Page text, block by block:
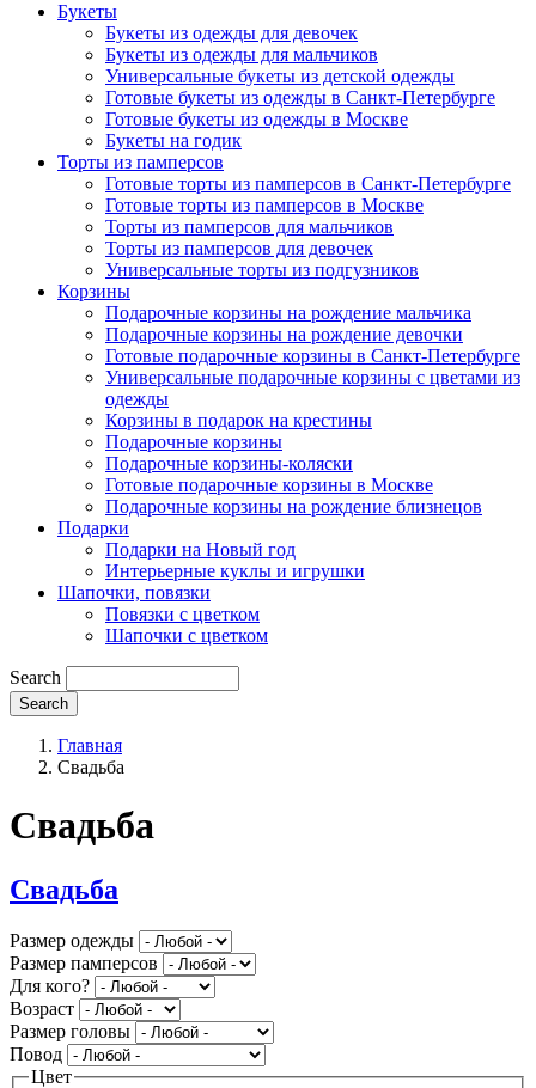
Букеты
Букеты из одежды для девочек
Букеты из одежды для мальчиков
Универсальные букеты из детской одежды
Готовые букеты из одежды в Санкт-Петербурге
Готовые букеты из одежды в Москве
Букеты на годик
Торты из памперсов
Готовые торты из памперсов в Санкт-Петербурге
Готовые торты из памперсов в Москве
Торты из памперсов для мальчиков
Торты из памперсов для девочек
Универсальные торты из подгузников
Корзины
Подарочные корзины на рождение мальчика
Подарочные корзины на рождение девочки
Готовые подарочные корзины в Санкт-Петербурге
Универсальные подарочные корзины с цветами из
одежды
Корзины в подарок на крестины
Подарочные корзины
Подарочные корзины-коляски
Готовые подарочные корзины в Москве
Подарочные корзины на рождение близнецов
Подарки
Подарки на Новый год
Интерьерные куклы и игрушки
Шапочки, повязки
Повязки с цветком
Шапочки с цветком
Search
Главная
Свадьба
Свадьба
Свадьба
Размер одежды
Размер памперсов
Для кого?
Возраст
Размер головы
Повод
Цвет